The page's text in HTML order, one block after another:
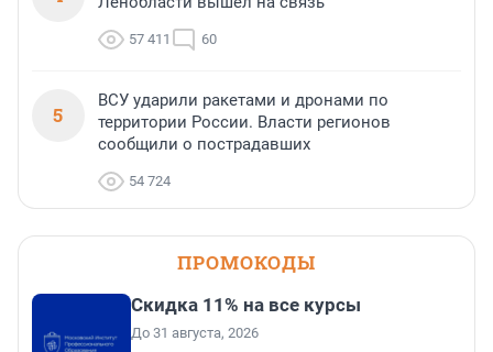
57 411 60
5
ВСУ ударили ракетами и дронами по
территории России. Власти регионов
сообщили о пострадавших
54 724
ПРОМОКОДЫ
Скидка 11% на все курсы
До 31 августа, 2026